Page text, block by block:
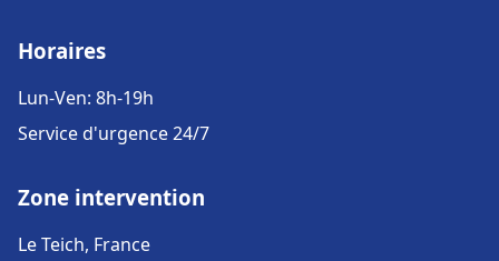
Horaires
Lun-Ven: 8h-19h
Service d'urgence 24/7
Zone intervention
Le Teich, France